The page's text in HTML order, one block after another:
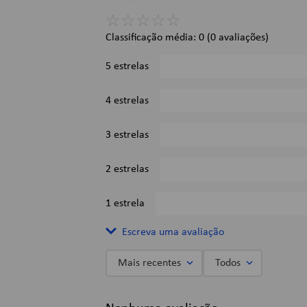
☆ ☆ ☆ ☆ ☆
Classificação média: 0 (0 avaliações)
5 estrelas
4 estrelas
3 estrelas
2 estrelas
1 estrela
Escreva uma avaliação
Mais recentes Todos